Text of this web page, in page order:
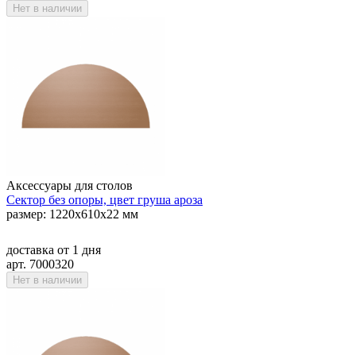
Нет в наличии
Аксессуары для столов
Сектор без опоры, цвет груша ароза
размер: 1220х610х22 мм
доставка от 1 дня
арт. 7000320
Нет в наличии